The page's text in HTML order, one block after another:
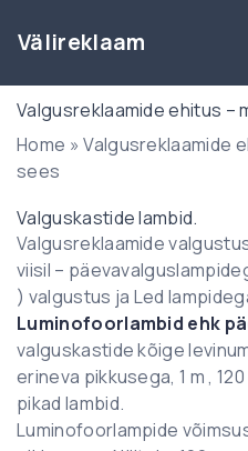
p
Välireklaam
Valgusreklaamide ehitus –
Home »Valgusreklaamide
sees
Valguskastide lambid.
Valgusreklaamide
viisil –
) valgustus ja Led
Luminofoorlambid ehk
valguskastide kõige
erineva pikkusega, 1 m ,
pikad lambid.
Luminofoorlampide